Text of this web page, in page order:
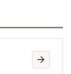
次の月